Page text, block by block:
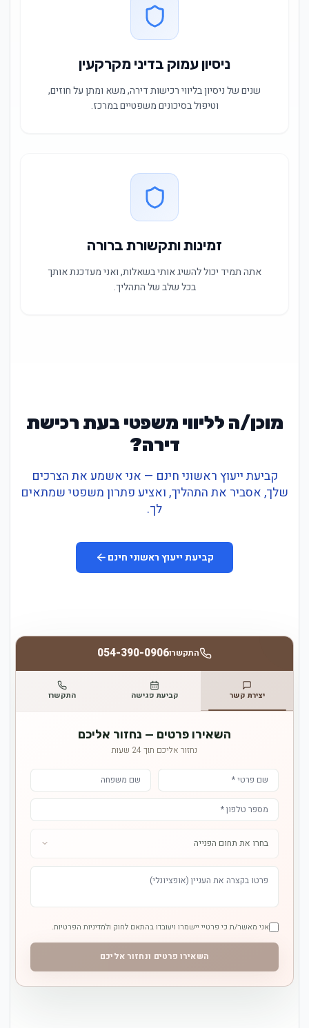
ניסיון עמוק בדיני מקרקעין
שנים של ניסיון בליווי רכישות דירה, משא ומתן על חוזים,
וטיפול בסיכונים משפטיים במרכז.
זמינות ותקשורת ברורה
אתה תמיד יכול להשיג אותי בשאלות, ואני מעדכנת אותך
בכל שלב של התהליך.
מוכן/ה לליווי משפטי בעת רכישת
דירה?
קביעת ייעוץ ראשוני חינם — אני אשמע את הצרכים
שלך, אסביר את התהליך, ואציע פתרון משפטי שמתאים
לך.
קביעת ייעוץ ראשוני חינם
התקשרו054-390-0906
יצירת קשר קביעת פגישה התקשרו
השאירו פרטים — נחזור אליכם
נחזור אליכם תוך 24 שעות
אני מאשר/ת כי פרטיי יישמרו ויעובדו בהתאם לחוק ולמדיניות הפרטיות.
השאירו פרטים ונחזור אליכם